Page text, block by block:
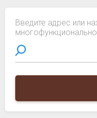
Введите адрес или